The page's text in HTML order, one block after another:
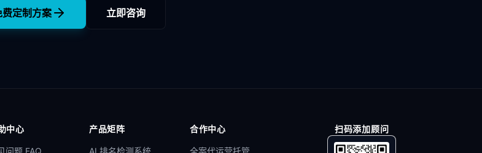
费定制方案 立即咨询
中心
问题 FAQ
产品矩阵
AI 排名检测系统
合作中心
全案代运营托管
扫码添加顾问